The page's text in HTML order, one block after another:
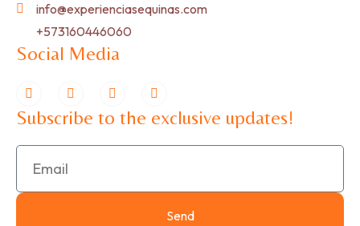
info@experienciasequinas.com
+573160446060
Social Media
Subscribe to the exclusive updates!
Send